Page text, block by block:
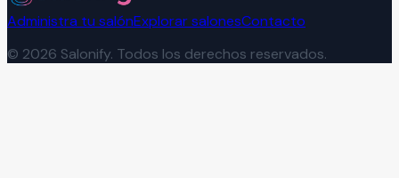
Administra tu salónExplorar salonesContacto
© 2026 Salonify. Todos los derechos reservados.